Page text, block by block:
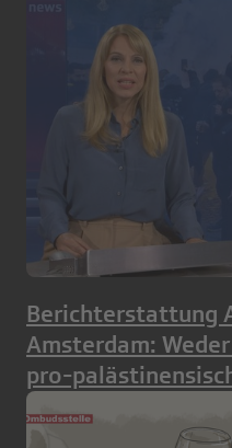
Berichterstattung
Amsterdam:
pro-